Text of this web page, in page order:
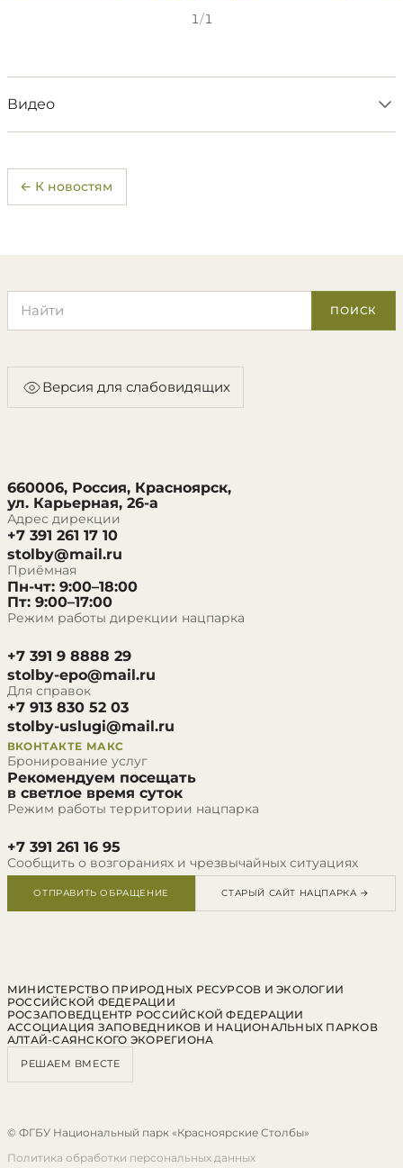
1/1
Видео
← К новостям
ПОИСК
Версия для слабовидящих
660006, Россия, Красноярск,
ул. Карьерная, 26-а
Адрес дирекции
+7 391 261 17 10
stolby@mail.ru
Приёмная
Пн-чт: 9:00–18:00
Пт: 9:00–17:00
Режим работы дирекции нацпарка
+7 391 9 8888 29
stolby-epo@mail.ru
Для справок
+7 913 830 52 03
stolby-uslugi@mail.ru
ВКОНТАКТЕ МАКС
Бронирование услуг
Рекомендуем посещать
в светлое время суток
Режим работы территории нацпарка
+7 391 261 16 95
Сообщить о возгораниях и чрезвычайных ситуациях
ОТПРАВИТЬ ОБРАЩЕНИЕ СТАРЫЙ САЙТ НАЦПАРКА →
МИНИСТЕРСТВО ПРИРОДНЫХ РЕСУРСОВ И ЭКОЛОГИИ
РОССИЙСКОЙ ФЕДЕРАЦИИ
РОСЗАПОВЕДЦЕНТР РОССИЙСКОЙ ФЕДЕРАЦИИ
АССОЦИАЦИЯ ЗАПОВЕДНИКОВ И НАЦИОНАЛЬНЫХ ПАРКОВ
АЛТАЙ-САЯНСКОГО ЭКОРЕГИОНА
РЕШАЕМ ВМЕСТЕ
© ФГБУ Национальный парк «Красноярские Столбы»
Политика обработки персональных данных